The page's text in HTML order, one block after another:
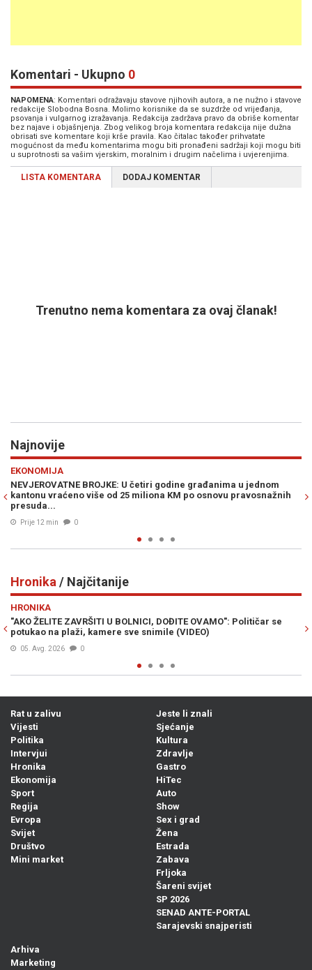
Komentari - Ukupno 0
NAPOMENA: Komentari odražavaju stavove njihovih autora, a ne nužno i stavove
redakcije Slobodna Bosna. Molimo korisnike da se suzdrže od vrijeđanja,
psovanja i vulgarnog izražavanja. Redakcija zadržava pravo da obriše komentar
bez najave i objašnjenja. Zbog velikog broja komentara redakcija nije dužna
obrisati sve komentare koji krše pravila. Kao čitalac također prihvatate
mogućnost da među komentarima mogu biti pronađeni sadržaji koji mogu biti
u suprotnosti sa vašim vjerskim, moralnim i drugim načelima i uvjerenjima.
LISTA KOMENTARA DODAJ KOMENTAR
Trenutno nema komentara za ovaj članak!
Najnovije
godine građanima u jednom
KM po osnovu pravosnažnih
NOVI SKANDAL TRESE
detalje velike tajne nagodbe
Hronika / Najčitanije
DOĐITE OVAMO": Političar se
snimile (VIDEO)
SMRT OPASNOG
služio je kaznu zbog ovih
Rat u zalivu
Vijesti
Politika
Intervjui
Hronika
Ekonomija
Sport
Regija
Evropa
Svijet
Društvo
Mini market
Jeste li znali
Sjećanje
Kultura
Zdravlje
Gastro
HiTec
Auto
Show
Sex i grad
Žena
Estrada
Zabava
Frljoka
Šareni svijet
SP 2026
SENAD ANTE-PORTAL
Sarajevski snajperisti
Arhiva
Marketing